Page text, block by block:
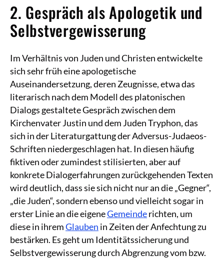
2. Gespräch als Apologetik und
Selbstvergewisserung
Im Verhältnis von Juden und Christen entwickelte
sich sehr früh eine apologetische
Auseinandersetzung, deren Zeugnisse, etwa das
literarisch nach dem Modell des platonischen
Dialogs gestaltete Gespräch zwischen dem
Kirchenvater Justin und dem Juden Tryphon, das
sich in der Literaturgattung der Adversus-Judaeos-
Schriften niedergeschlagen hat. In diesen häufig
fiktiven oder zumindest stilisierten, aber auf
konkrete Dialogerfahrungen zurückgehenden Texten
wird deutlich, dass sie sich nicht nur an die „Gegner“,
„die Juden“, sondern ebenso und vielleicht sogar in
erster Linie an die eigeneGemeinderichten, um
diese in ihremGlauben in Zeiten der Anfechtung zu
bestärken. Es geht um Identitätssicherung und
Selbstvergewisserung durch Abgrenzung vom bzw.